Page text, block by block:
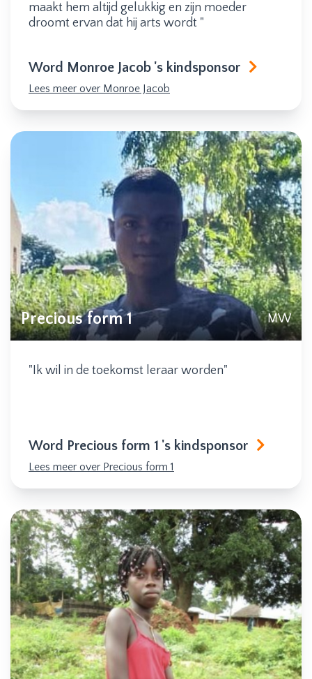
maakt hem altijd gelukkig en zijn moeder
droomt ervan dat hij arts wordt "
Word Monroe Jacob 's kindsponsor
Lees meer over Monroe Jacob
Precious form 1 MW
"Ik wil in de toekomst leraar worden"
Word Precious form 1 's kindsponsor
Lees meer over Precious form 1